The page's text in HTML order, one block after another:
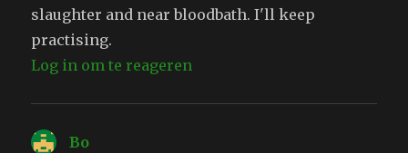
slaughter and near bloodbath. I'll keep
practising.
Log in om te reageren
Bo